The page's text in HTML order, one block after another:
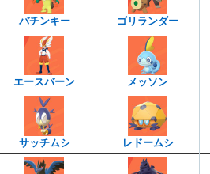
バチンキー ゴリランダー
エースバーン メッソン
サッチムシ レドームシ